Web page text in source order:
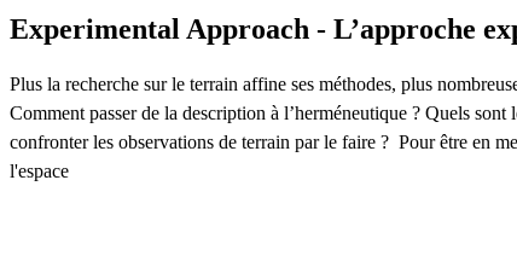
Experimental Approach - L’approche
Plus la recherche sur le terrain affine ses méthodes, plus
Comment passer de la description à l’herméneutique ? Quels
confronter les observations de terrain par le faire ? Pour être en
l'espace